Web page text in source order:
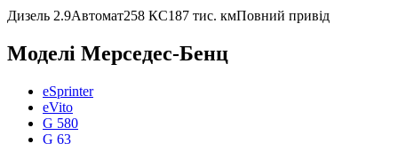
Дизель 2.9Автомат258 КС187 тис. кмПовний привід
Моделі Мерседес-Бенц
eSprinter
eVito
G 580
G 63